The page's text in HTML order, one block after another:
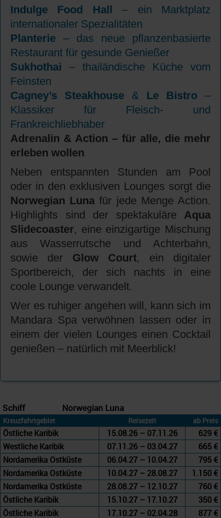
Indulge Food Hall – ein Marktplatz
internationaler Spezialitäten
Planterie – das neue pflanzenbasierte
Restaurant für gesunde Genießer
Sukhothai – thailändische Küche vom
Feinsten
Cagney’s Steakhouse & Le Bistro –
Klassiker für Fleisch- und
Frankreichliebhaber
Adrenalin & Action – für alle, die mehr
erleben wollen
Neben entspannten Stunden am Pool
oder in den exklusiven Lounges sorgt die
Norwegian Luna für jede Menge Action.
Highlights sind der spektakuläre Aqua
Slidecoaster, eine einzigartige Mischung
aus Wasserrutsche und Achterbahn,
sowie der Glow Court, ein digitaler
Sportbereich, der sich nachts in eine
coole Lounge verwandelt.
Wer es ruhiger angehen will, kann sich im
Mandara Spa verwöhnen lassen oder in
einem der vielen Lounges einen Cocktail
genießen – natürlich mit Meerblick!
Schiff Norwegian Luna
Kreuzfahrtgebiet Reisezeit ab Preis
Östliche Karibik 15.08.26 – 07.11.26
629 €
Westliche Karibik
07.11.26 – 03.04.27
665 €
Nordamerika Ostküste
06.04.27 – 10.04.27
795 €
Nordamerika Ostküste
10.04.27 – 28.08.27
1.150 €
Nordamerika Ostküste
28.08.27 – 12.10.27
760 €
Östliche Karibik
15.10.27 – 17.10.27
350 €
Östliche Karibik
17.10.27 – 02.04.28 877 €